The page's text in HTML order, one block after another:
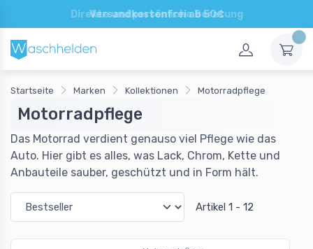
Direkte und persönliche Beratung
Startseite Marken Kollektionen Motorradpflege
Motorradpflege
Das Motorrad verdient genauso viel Pflege wie das
Auto. Hier gibt es alles, was Lack, Chrom, Kette und
Anbauteile sauber, geschützt und in Form hält.
Artikel 1 - 12